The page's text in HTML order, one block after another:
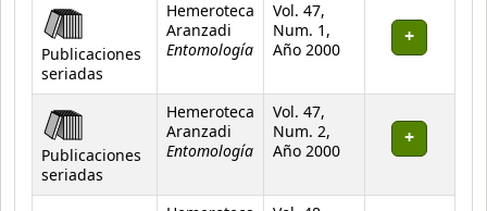
Publicaciones
seriadas
Hemeroteca
Aranzadi
Entomología
Vol. 47,
Num. 1,
Año 2000
Publicaciones
seriadas
Hemeroteca
Aranzadi
Entomología
Vol. 47,
Num. 2,
Año 2000